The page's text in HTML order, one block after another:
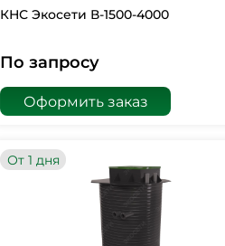
КНС Экосети В-1500-4000
По запросу
Оформить заказ
От 1 дня